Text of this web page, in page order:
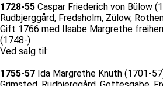
1728-55 Caspar Friederich von Bülow
Rudbjerggård, Fredsholm, Zülow,
Gift 1766 med Ilsabe Margrethe
(1748-)
Ved salg til:
1755-57 Ida Margrethe Knuth (1701-